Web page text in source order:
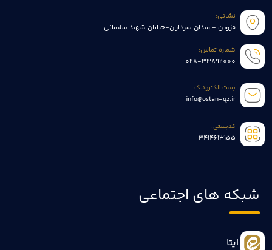
نشانی:
قزوین - میدان سرداران-خیابان شهید سلیمانی
شماره تماس:
028-33892000
پست الکترونیک:
info@ostan-qz.ir
کدپستی:
3414613155
شبکه های اجتماعی
ایتا